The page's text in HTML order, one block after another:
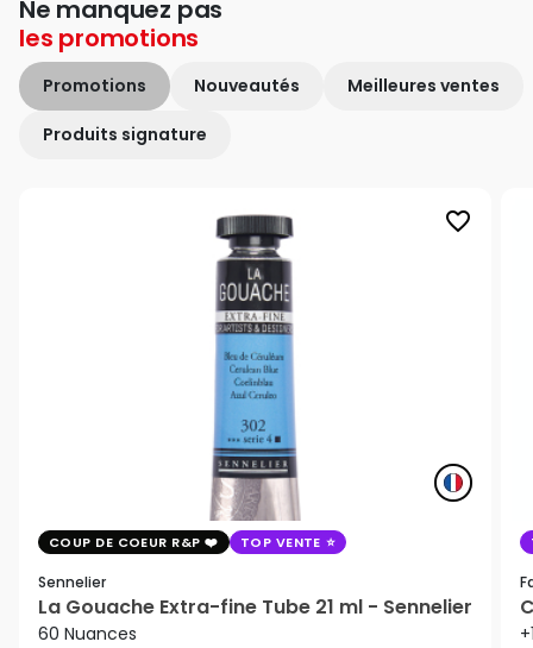
Ne manquez pas
les promotions
Promotions Nouveautés Meilleures ventes
Produits signature
favorite_border
COUP DE COEUR R&P TOP VENTE
Sennelier
La Gouache Extra-fine Tube 21 ml - Sennelier
60 Nuances